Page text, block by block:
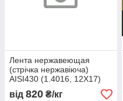
Лента нержавеющая
(стрічка нержавіюча)
AISI430 (1.4016, 12Х17)
мякгая 400 х 0,67
від 820 ₴/кг